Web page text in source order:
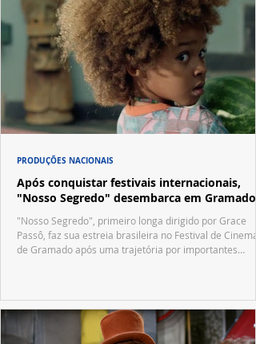
Após conquistar festivais internacionais,
"Nosso Segredo" desembarca em Gramado
"Nosso Segredo", primeiro longa dirigido por Grace
Passô, faz sua estreia brasileira no Festival de Cinema
de Gramado após uma trajetória por importantes
PRODUÇÕES NACIONAIS